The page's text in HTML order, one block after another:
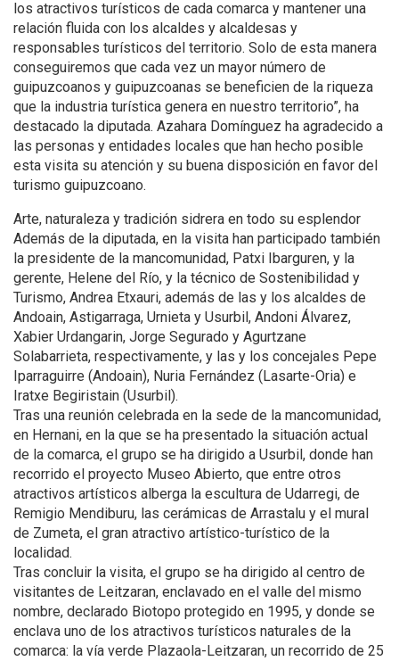
los atractivos turísticos de cada comarca y mantener una
relación fluida con los alcaldes y alcaldesas y
responsables turísticos del territorio. Solo de esta manera
conseguiremos que cada vez un mayor número de
guipuzcoanos y guipuzcoanas se beneficien de la riqueza
que la industria turística genera en nuestro territorio”, ha
destacado la diputada. Azahara Domínguez ha agradecido a
las personas y entidades locales que han hecho posible
esta visita su atención y su buena disposición en favor del
turismo guipuzcoano.
Arte, naturaleza y tradición sidrera en todo su esplendor
Además de la diputada, en la visita han participado también
la presidente de la mancomunidad, Patxi Ibarguren, y la
gerente, Helene del Río, y la técnico de Sostenibilidad y
Turismo, Andrea Etxauri, además de las y los alcaldes de
Andoain, Astigarraga, Urnieta y Usurbil, Andoni Álvarez,
Xabier Urdangarin, Jorge Segurado y Agurtzane
Solabarrieta, respectivamente, y las y los concejales Pepe
Iparraguirre (Andoain), Nuria Fernández (Lasarte-Oria) e
Iratxe Begiristain (Usurbil).
Tras una reunión celebrada en la sede de la mancomunidad,
en Hernani, en la que se ha presentado la situación actual
de la comarca, el grupo se ha dirigido a Usurbil, donde han
recorrido el proyecto Museo Abierto, que entre otros
atractivos artísticos alberga la escultura de Udarregi, de
Remigio Mendiburu, las cerámicas de Arrastalu y el mural
de Zumeta, el gran atractivo artístico-turístico de la
localidad.
Tras concluir la visita, el grupo se ha dirigido al centro de
visitantes de Leitzaran, enclavado en el valle del mismo
nombre, declarado Biotopo protegido en 1995, y donde se
enclava uno de los atractivos turísticos naturales de la
comarca: la vía verde Plazaola-Leitzaran, un recorrido de 25